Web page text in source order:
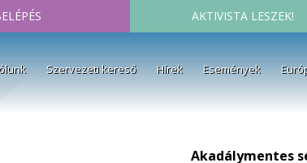
AKTIVISTA LESZEK!
Szervezeti kereső Hírek Események
Akadálymentes